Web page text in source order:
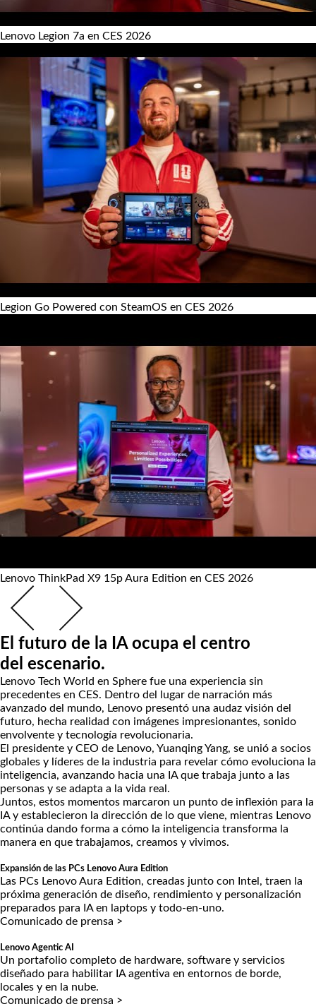
Lenovo Legion 7a en CES 2026
Legion Go Powered con SteamOS en CES 2026
Lenovo ThinkPad X9 15p Aura Edition en CES 2026
El futuro de la IA ocupa el centro
del escenario.
Lenovo Tech World en Sphere fue una experiencia sin
precedentes en CES. Dentro del lugar de narración más
avanzado del mundo, Lenovo presentó una audaz visión del
futuro, hecha realidad con imágenes impresionantes, sonido
envolvente y tecnología revolucionaria.
El presidente y CEO de Lenovo, Yuanqing Yang, se unió a socios
globales y líderes de la industria para revelar cómo evoluciona la
inteligencia, avanzando hacia una IA que trabaja junto a las
personas y se adapta a la vida real.
Juntos, estos momentos marcaron un punto de inflexión para la
IA y establecieron la dirección de lo que viene, mientras Lenovo
continúa dando forma a cómo la inteligencia transforma la
manera en que trabajamos, creamos y vivimos.
Expansión de las PCs Lenovo Aura Edition
Las PCs Lenovo Aura Edition, creadas junto con Intel, traen la
próxima generación de diseño, rendimiento y personalización
preparados para IA en laptops y todo-en-uno.
Comunicado de prensa >
Lenovo Agentic AI
Un portafolio completo de hardware, software y servicios
diseñado para habilitar IA agentiva en entornos de borde,
locales y en la nube.
Comunicado de prensa >